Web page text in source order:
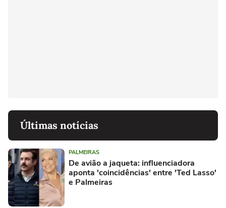
Últimas notícias
PALMEIRAS
De avião a jaqueta: influenciadora
aponta 'coincidências' entre 'Ted Lasso'
e Palmeiras